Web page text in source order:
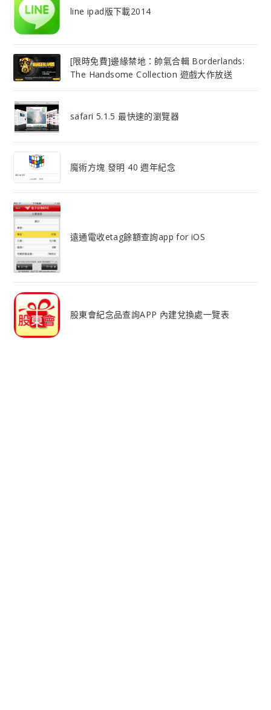
line ipad版下載2014
[限時免費]邊緣禁地：帥氣合輯 Borderlands:
The Handsome Collection 遊戲大作放送
safari 5.1.5 最快速的瀏覽器
魔術方塊 發明 40 週年紀念
遠通電收etag餘額查詢app for iOS
股東會紀念品查詢APP 內建兌換處一覽表